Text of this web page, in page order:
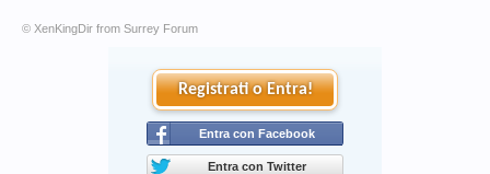
© XenKingDir from Surrey Forum
Registrati o Entra!
Entra con Facebook
Entra con Twitter